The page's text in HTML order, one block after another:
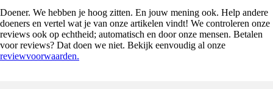
Doener. We hebben je hoog zitten. En jouw mening ook. Help andere
doeners en vertel wat je van onze artikelen vindt! We controleren onze
reviews ook op echtheid; automatisch en door onze mensen. Betalen
voor reviews? Dat doen we niet. Bekijk eenvoudig al onze
reviewvoorwaarden.